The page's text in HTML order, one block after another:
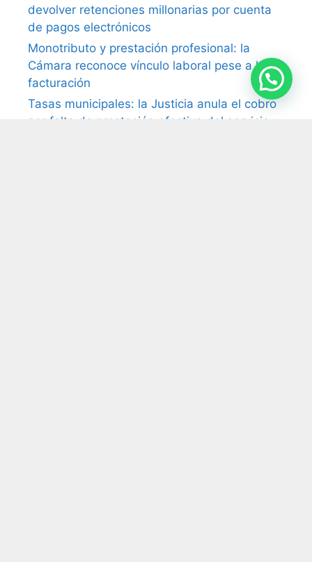
devolver retenciones millonarias por cuenta
de pagos electrónicos
Monotributo y prestación profesional: la
Cámara reconoce vínculo laboral pese a la
facturación
Tasas municipales: la Justicia anula el cobro
por falta de prestación efectiva del servicio